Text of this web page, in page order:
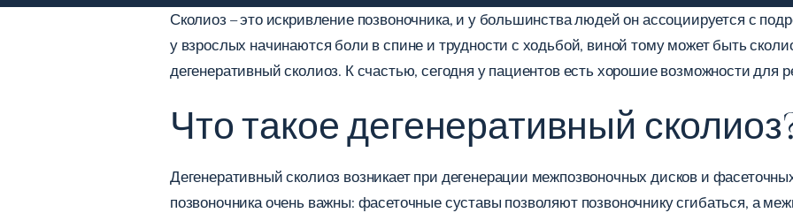
Сколиоз – это искривление позвоночника, и у большинства людей он ассоциируется с
у взрослых начинаются боли в спине и трудности с ходьбой, виной тому может быть
дегенеративный сколиоз. К счастью, сегодня у пациентов есть хорошие возможности для
Что такое дегенеративный
Дегенеративный сколиоз возникает при дегенерации межпозвоночных дисков и
позвоночника очень важны: фасеточные суставы позволяют позвоночнику сгибаться, а